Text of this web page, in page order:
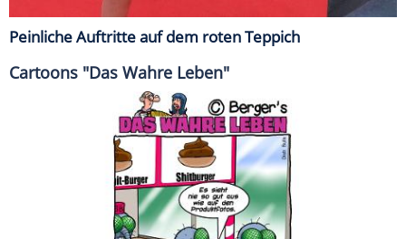
Peinliche Auftritte auf dem roten Teppich
Cartoons "Das Wahre Leben"